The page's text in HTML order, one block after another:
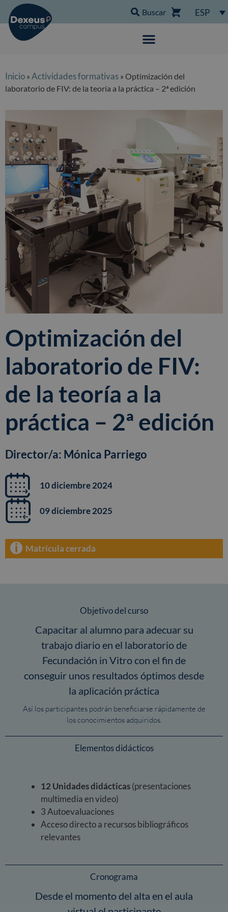
Buscar ESP
Inicio » Actividades formativas » Optimización del
laboratorio de FIV: de la teoría a la práctica – 2ª edición
Optimización del
laboratorio de FIV:
de la teoría a la
práctica – 2ª edición
Director/a: Mónica Parriego
10 diciembre 2024
09 diciembre 2025
Matrícula cerrada
Objetivo del curso
Capacitar al alumno para adecuar su
trabajo diario en el laboratorio de
Fecundación in Vitro con el fin de
conseguir unos resultados óptimos desde
la aplicación práctica
Así los participantes podrán beneficiarse rápidamente de
los conocimientos adquiridos.
Elementos didácticos
12 Unidades didácticas(presentaciones
multimedia en video)
3 Autoevaluaciones
Acceso directo a recursos bibliográficos
relevantes
Cronograma
Desde el momento del alta en el aula